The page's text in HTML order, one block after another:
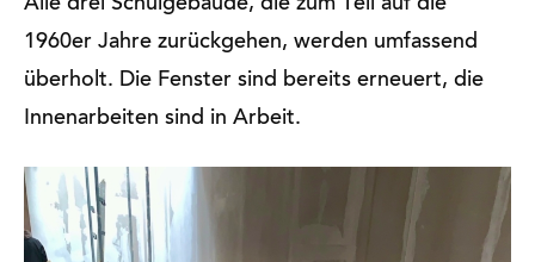
Alle drei Schulgebäude, die zum Teil auf die
1960er Jahre zurückgehen, werden umfassend
überholt. Die Fenster sind bereits erneuert, die
Innenarbeiten sind in Arbeit.